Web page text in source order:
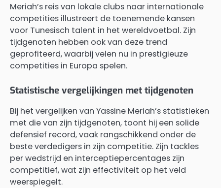
Meriah’s reis van lokale clubs naar internationale
competities illustreert de toenemende kansen
voor Tunesisch talent in het wereldvoetbal. Zijn
tijdgenoten hebben ook van deze trend
geprofiteerd, waarbij velen nu in prestigieuze
competities in Europa spelen.
Statistische vergelijkingen met tijdgenoten
Bij het vergelijken van Yassine Meriah’s statistieken
met die van zijn tijdgenoten, toont hij een solide
defensief record, vaak rangschikkend onder de
beste verdedigers in zijn competitie. Zijn tackles
per wedstrijd en interceptiepercentages zijn
competitief, wat zijn effectiviteit op het veld
weerspiegelt.